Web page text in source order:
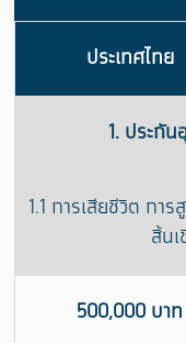
ประเทศไทย
1. ประกั
1.1 การเสียชีวิต กา
สิ้น
500,000 บาท